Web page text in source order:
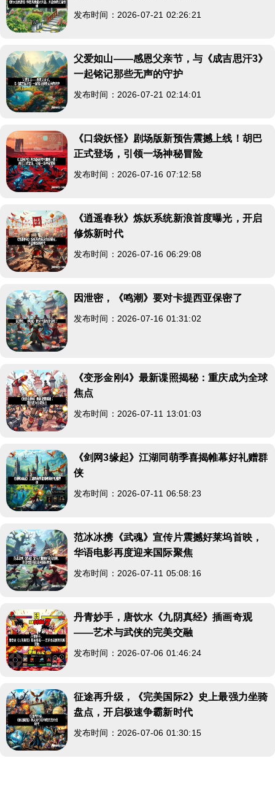
发布时间：2026-07-21 02:26:21
父爱如山——感恩父亲节，与《成吉思汗3》
一起铭记那些无声的守护
发布时间：2026-07-21 02:14:01
《口袋妖怪》剧场版新预告震撼上线！胡巴
正式登场，引领一场神秘冒险
发布时间：2026-07-16 07:12:58
《逍遥春秋》炼妖系统新浪首度曝光，开启
修炼新时代
发布时间：2026-07-16 06:29:08
因泄密，《鸣潮》要对卡提西亚保密了
发布时间：2026-07-16 01:31:02
《变形金刚4》最新谍照揭秘：重庆成为全球
焦点
发布时间：2026-07-11 13:01:03
《剑网3缘起》江湖同萌季喜揭帷幕好礼赠群
侠
发布时间：2026-07-11 06:58:23
范冰冰携《武魂》宣传片震撼好莱坞首映，
华语电影再度迎来国际聚焦
发布时间：2026-07-11 05:08:16
丹青妙手，唐饮水《九阴真经》插画奇观
——艺术与武侠的完美交融
发布时间：2026-07-06 01:46:24
征途再升级，《完美国际2》史上最强力坐骑
盘点，开启极速争霸新时代
发布时间：2026-07-06 01:30:15